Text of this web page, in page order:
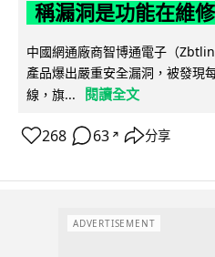
稱漏洞是功能在維
中國網通廠商智博通電子（
產品爆出嚴重安全漏洞，被發現
線，旗...
閱讀全文
268 63 ↗ 分享
ADVERTISEMENT